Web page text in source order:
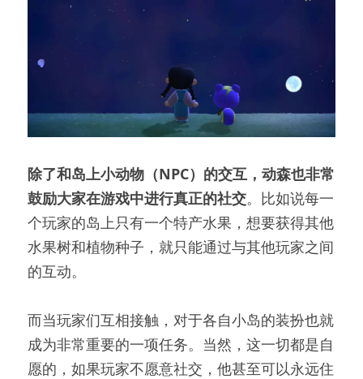
除了和岛上小动物（NPC）的交互，动森也非常
鼓励大家在游戏中进行真正的社交。比如说每一
个玩家的岛上只有一个特产水果，想要获得其他
水果树和植物种子，就只能通过与其他玩家之间
的互动。
而当玩家们互相接触，对于各自小岛的装扮也就
成为非常重要的一项任务。当然，这一切都是自
愿的，如果玩家不愿意社交，他甚至可以永远住